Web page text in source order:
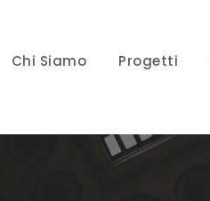
Chi Siamo Progetti